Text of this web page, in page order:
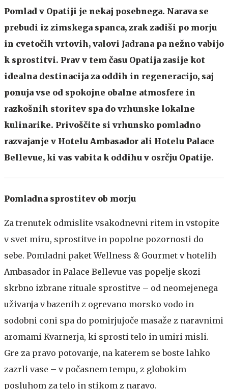
Pomlad v Opatiji je nekaj posebnega. Narava se
prebudi iz zimskega spanca, zrak zadiši po morju
in cvetočih vrtovih, valovi Jadrana pa nežno vabijo
k sprostitvi. Prav v tem času Opatija zasije kot
idealna destinacija za oddih in regeneracijo, saj
ponuja vse od spokojne obalne atmosfere in
razkošnih storitev spa do vrhunske lokalne
kulinarike. Privoščite si vrhunsko pomladno
razvajanje v Hotelu Ambasador ali Hotelu Palace
Bellevue, ki vas vabita k oddihu v osrčju Opatije.
Pomladna sprostitev ob morju
Za trenutek odmislite vsakodnevni ritem in vstopite
v svet miru, sprostitve in popolne pozornosti do
sebe. Pomladni paket Wellness & Gourmet v hotelih
Ambasador in Palace Bellevue vas popelje skozi
skrbno izbrane rituale sprostitve – od neomejenega
uživanja v bazenih z ogrevano morsko vodo in
sodobni coni spa do pomirjujoče masaže z naravnimi
aromami Kvarnerja, ki sprosti telo in umiri misli.
Gre za pravo potovanje, na katerem se boste lahko
zazrli vase – v počasnem tempu, z globokim
posluhom za telo in stikom z naravo.